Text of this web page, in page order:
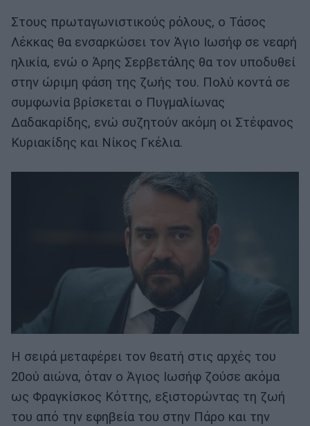
Στους πρωταγωνιστικούς ρόλους, ο Τάσος
Λέκκας θα ενσαρκώσει τον Άγιο Ιωσήφ σε νεαρή
ηλικία, ενώ ο Άρης Σερβετάλης θα τον υποδυθεί
στην ώριμη φάση της ζωής του. Πολύ κοντά σε
συμφωνία βρίσκεται ο Πυγμαλίωνας
Δαδακαρίδης, ενώ συζητούν ακόμη οι Στέφανος
Κυριακίδης και Νίκος Γκέλια.
Η σειρά μεταφέρει τον θεατή στις αρχές του
20ού αιώνα, όταν ο Άγιος Ιωσήφ ζούσε ακόμα
ως Φραγκίσκος Κόττης, εξιστορώντας τη ζωή
του από την εφηβεία του στην Πάρο και την